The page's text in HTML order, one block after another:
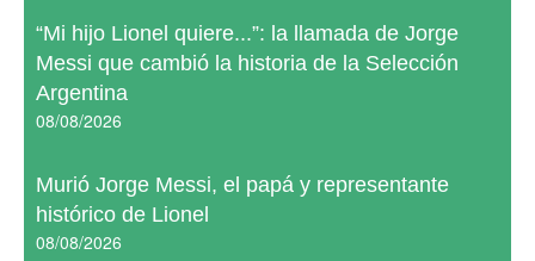
“Mi hijo Lionel quiere...”: la llamada de Jorge
Messi que cambió la historia de la Selección
Argentina
08/08/2026
Murió Jorge Messi, el papá y representante
histórico de Lionel
08/08/2026